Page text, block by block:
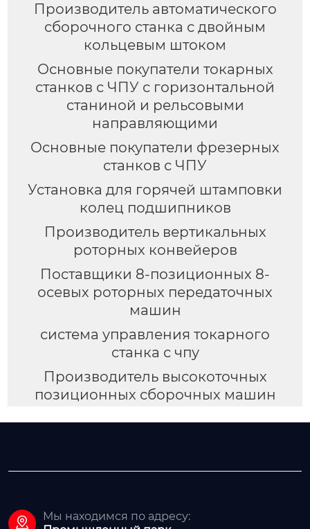
Производитель автоматического
сборочного станка с двойным
кольцевым штоком
Основные покупатели токарных
станков с ЧПУ с горизонтальной
станиной и рельсовыми
направляющими
Основные покупатели фрезерных
станков с ЧПУ
Установка для горячей штамповки
колец подшипников
Производитель вертикальных
роторных конвейеров
Поставщики 8-позиционных 8-
осевых роторных передаточных
машин
система управления токарного
станка с чпу
Производитель высокоточных
позиционных сборочных машин

Мы находимся по адресу: